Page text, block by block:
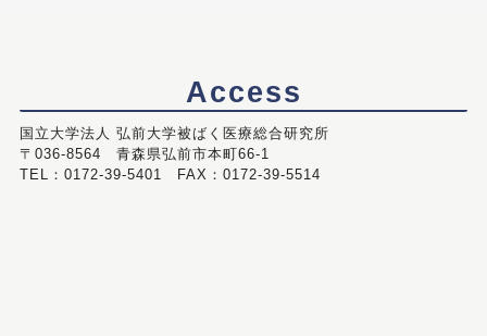
Access
国立大学法人 弘前大学被ばく医療総合研究所
〒036-8564 青森県弘前市本町66-1
TEL：0172-39-5401 FAX：0172-39-5514